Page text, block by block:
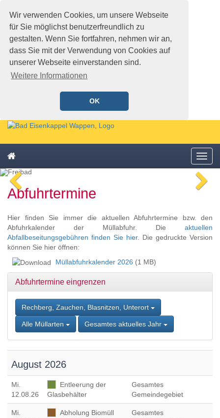
Wir verwenden Cookies, um unsere Webseite
für Sie möglichst benutzerfreundlich zu
gestalten. Wenn Sie fortfahren, nehmen wir an,
dass Sie mit der Verwendung von Cookies auf
unserer Webseite einverstanden sind.
Weitere Informationen
OK
Schnellmenü
Zur
springen,
Accesskey
Zur
Hauptnavigation
springen,
Zur
Kontaktseite
springen,
Accesskey
Sitemap
springen,
Accesskey
Schnellmenü
zurück
Menü
Bild
Zum
Schnellmenü
zurück
Abfuhrtermine
Hier finden Sie immer die aktuellen Abfuhrtermine bzw. den
Abfuhrkalender der Müllabfuhr. Die aktuellen
Abfallbeseitungsgebühren finden Sie hier. Die gedruckte Version
können Sie hier öffnen:
Müllabfuhrkalender 2026 (1 MB)
Abfuhrtermine eingrenzen
Rechberg, Zauchen, Blasnitzen, Unterort
Alle Müllarten Gesamtes aktuelles Jahr
August 2026
Mi.
12.08.26
Entleerung der
Glasbehälter
Gesamtes
Gemeindegebiet
Mi.
Abholung Biomüll
Gesamtes